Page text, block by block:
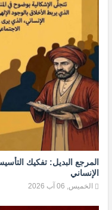
المرجع البديل: تفكيك
الإنساني
الخميس, 06 آب 2026